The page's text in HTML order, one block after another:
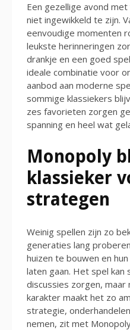
Een gezellige avond
niet ingewikkeld te zijn.
eenvoudige momenten
leukste herinneringen
drankje en een goed
ideale combinatie voor
aanbod aan moderne
sommige klassiekers
zes favorieten zorgen
spanning en heel wat
Monopoly
klassieker
strategen
Weinig spellen zijn zo
generaties lang
huizen te bouwen en
laten gaan. Het spel
discussies zorgen,
karakter maakt het zo
strategie,
nemen, zit met